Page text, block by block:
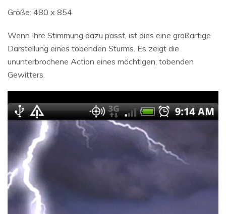
Größe: 480 x 854
Wenn Ihre Stimmung dazu passt, ist dies eine großartige
Darstellung eines tobenden Sturms. Es zeigt die
ununterbrochene Action eines mächtigen, tobenden
Gewitters.